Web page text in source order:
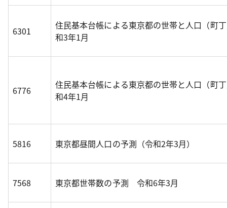
6301
住民基本台帳による東京都の世帯と人口（町
和3年1月
6776
住民基本台帳による東京都の世帯と人口（町
和4年1月
5816 東京都昼間人口の予測（令和2年3月）
7568 東京都世帯数の予測 令和6年3月